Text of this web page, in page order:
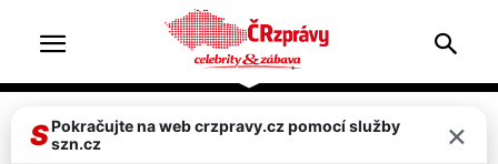
Celebrity Televize & zábava Top 2
SPokračujte na web crzpravy.cz pomocí služby
szn.cz
×